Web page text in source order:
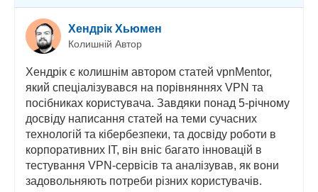
Хендрік Хьюмен
Колишній Автор
Хендрік є колишнім автором статей vpnMentor,
який спеціалізувався на порівняннях VPN та
посібниках користувача. Завдяки понад 5-річному
досвіду написання статей на теми сучасних
технологій та кібербезпеки, та досвіду роботи в
корпоративних ІТ, він вніс багато інновацій в
тестування VPN-сервісів та аналізував, як вони
задовольняють потреби різних користувачів.